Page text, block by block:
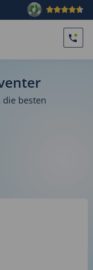
die besten